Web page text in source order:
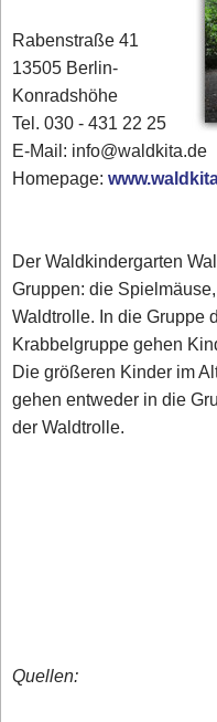
Rabenstraße 41
13505 Berlin-
Konradshöhe
Tel. 030 - 431 22 25‎
E-Mail: info@waldkita.de
Homepage:
Der Waldkindergarten
Gruppen: die
Waldtrolle. In die Gruppe
Krabbelgruppe gehen
Die größeren Kinder im
gehen entweder in die
der Waldtrolle.
Quellen: